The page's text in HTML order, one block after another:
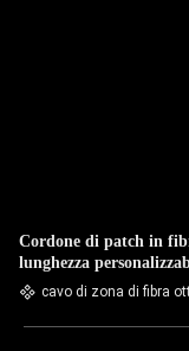
Cordone di patch in
lunghezza
velocità
cavo di zona di fibra